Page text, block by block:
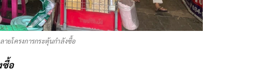
ยโครงการกระตุ้นกำลังซื้อ
ซื้อ